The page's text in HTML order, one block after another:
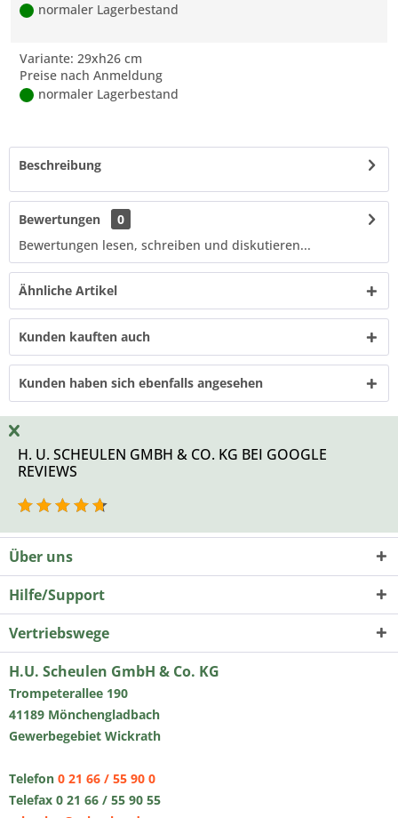
normaler Lagerbestand
Variante: 29xh26 cm
Preise nach Anmeldung
normaler Lagerbestand
Beschreibung
Bewertungen
0
Bewertungen lesen, schreiben und diskutieren...
Ähnliche Artikel
Kunden kauften auch
Kunden haben sich ebenfalls angesehen
H. U. SCHEULEN GMBH & CO. KG BEI GOOGLE
REVIEWS
Über uns
Hilfe/Support
Vertriebswege
H.U. Scheulen GmbH & Co. KG
Trompeterallee 190
41189 Mönchengladbach
Gewerbegebiet Wickrath
Telefon 0 21 66 / 55 90 0
Telefax 0 21 66 / 55 90 55